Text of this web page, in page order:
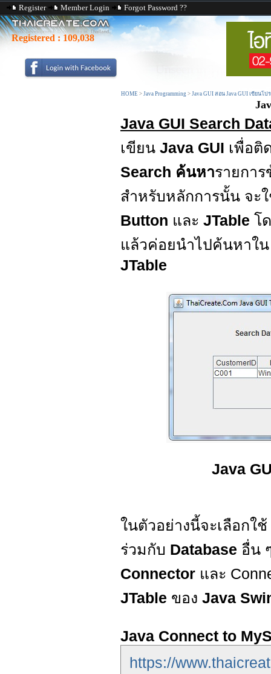
Register Member Login Forgot Password ??
Registered : 109,038
HOME > Java Programming > Java GUI สอน Java GUI เขียนโ
Java GUI Search
เขียน Java GUI เพื่อติ
Search ค้นหารายกา
สำหรับหลักการนั้น จะ
Button และ JTable โ
แล้วค่อยนำไปค้นหาใ
JTable
Java
ในตัวอย่างนี้จะเลือกใช้
ร่วมกับ Database อื่น
Connector และ
JTable ของ Java
Java Connect to
https://